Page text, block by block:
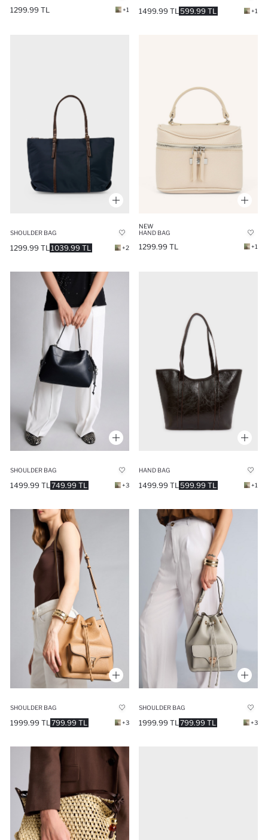
1299.99 TL +1 599.99 TL
1499.99 TL +1
SHOULDER BAG
1039.99 TL
1299.99 TL +2
NEW
HAND BAG
1299.99 TL +1
SHOULDER BAG
749.99 TL
1499.99 TL +3
HAND BAG
599.99 TL
1499.99 TL +1
SHOULDER BAG
799.99 TL
1999.99 TL +3
SHOULDER BAG
799.99 TL
1999.99 TL +3